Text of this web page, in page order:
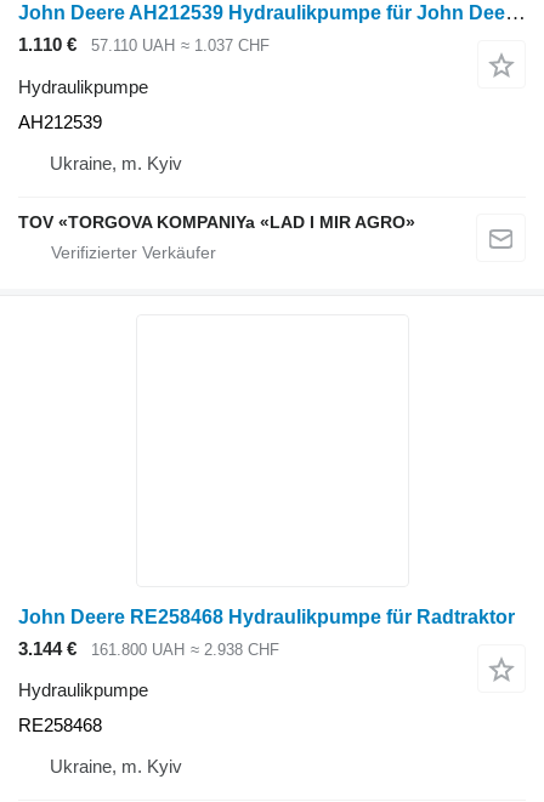
John Deere AH212539 Hydraulikpumpe für John Deere Radtraktor
1.110 € 57.110 UAH ≈ 1.037 CHF
Hydraulikpumpe
AH212539
Ukraine, m. Kyiv
TOV «TORGOVA KOMPANIYa «LAD I MIR AGRO»
John Deere RE258468 Hydraulikpumpe für Radtraktor
3.144 €
161.800 UAH ≈ 2.938 CHF
Hydraulikpumpe
RE258468
Ukraine, m. Kyiv